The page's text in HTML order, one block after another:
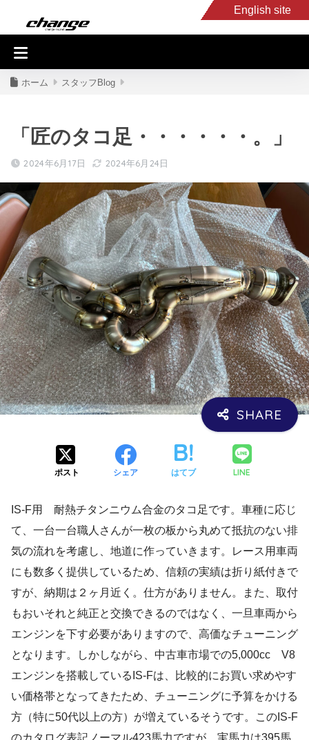
English site
入庫車情報
ホーム スタッフBlog
「匠のタコ足・・・・・・。」
2024年6月17日 2024年6月24日
ポスト シェア はてブ LINE
IS-F用 耐熱チタンニウム合金のタコ足です。車種に応じ
て、一台一台職人さんが一枚の板から丸めて抵抗のない排
気の流れを考慮し、地道に作っていきます。レース用車両
にも数多く提供しているため、信頼の実績は折り紙付きで
すが、納期は２ヶ月近く。仕方がありません。また、取付
もおいそれと純正と交換できるのではなく、一旦車両から
エンジンを下す必要がありますので、高価なチューニング
となります。しかしながら、中古車市場での5,000cc V8
エンジンを搭載しているIS-Fは、比較的にお買い求めやす
い価格帯となってきたため、チューニングに予算をかける
方（特に50代以上の方）が増えているそうです。このIS-F
のカタログ表記ノーマル423馬力ですが、実馬力は395馬